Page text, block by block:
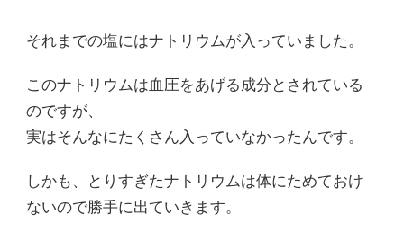
それまでの塩にはナトリウムが入っていました。
このナトリウムは血圧をあげる成分とされている
のですが、
実はそんなにたくさん入っていなかったんです。
しかも、とりすぎたナトリウムは体にためておけ
ないので勝手に出ていきます。